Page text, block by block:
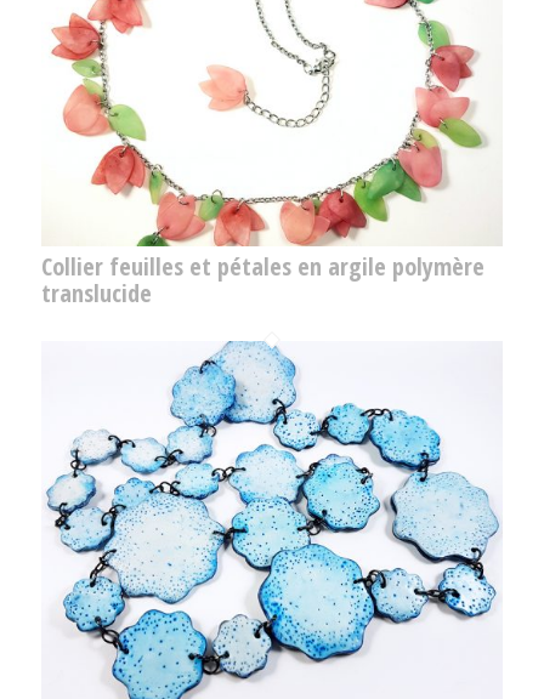
Collier feuilles et pétales en argile polymère
translucide